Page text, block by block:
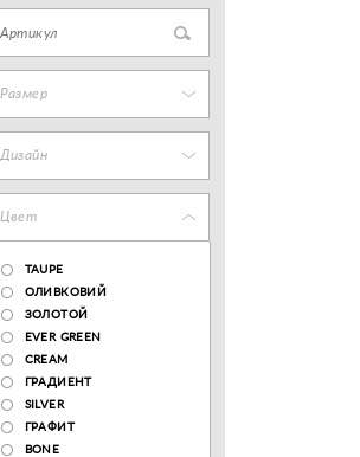
Размер
Дизайн
Цвет
TAUPE
ОЛИВКОВИЙ
ЗОЛОТОЙ
EVER GREEN
CREAM
ГРАДИЕНТ
SILVER
ГРАФИТ
BONE